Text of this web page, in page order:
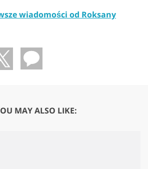
wiadomości od Roksany
MAY ALSO LIKE: